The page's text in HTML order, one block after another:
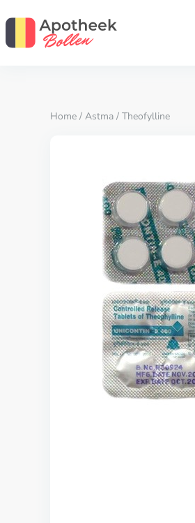
Home / Astma / Theofylline